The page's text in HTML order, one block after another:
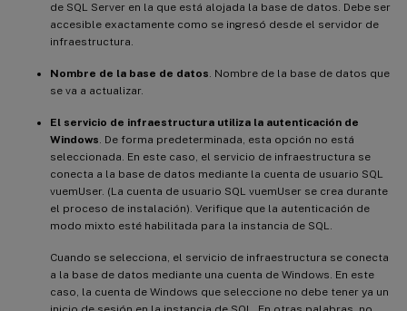
de SQL Server en la que está alojada la base de datos. Debe ser
accesible exactamente como se ingresó desde el servidor de
infraestructura.
Nombre de la base de datos. Nombre de la base de datos que
se va a actualizar.
El servicio de infraestructura utiliza la autenticación de
Windows. De forma predeterminada, esta opción no está
seleccionada. En este caso, el servicio de infraestructura se
conecta a la base de datos mediante la cuenta de usuario SQL
vuemUser. (La cuenta de usuario SQL vuemUser se crea durante
el proceso de instalación). Verifique que la autenticación de
modo mixto esté habilitada para la instancia de SQL.
Cuando se selecciona, el servicio de infraestructura se conecta
a la base de datos mediante una cuenta de Windows. En este
caso, la cuenta de Windows que seleccione no debe tener ya un